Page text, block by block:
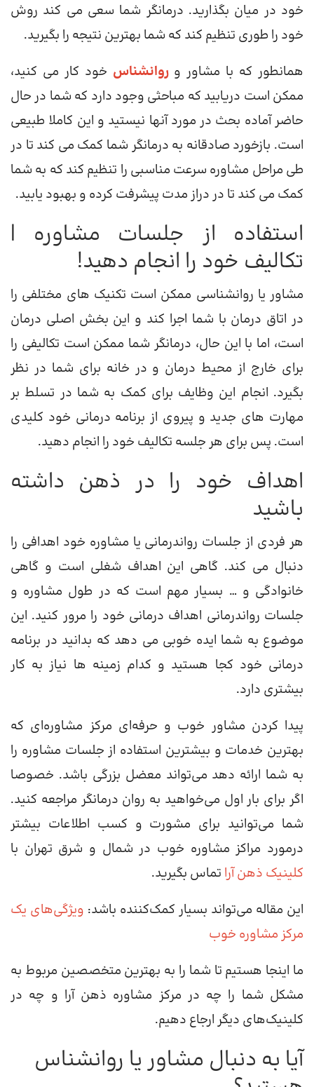
خود در میان بگذارید. درمانگر شما سعی می کند روش
خود را طوری تنظیم کند که شما بهترین نتیجه را بگیرید.
همانطور که با مشاور وروانشناس خود کار می کنید،
ممکن است دریابید که مباحثی وجود دارد که شما در حال
حاضر آماده بحث در مورد آنها نیستید و این کاملا طبیعی
است. بازخورد صادقانه به درمانگر شما کمک می کند تا در
طی مراحل مشاوره سرعت مناسبی را تنظیم کند که به شما
کمک می کند تا در دراز مدت پیشرفت کرده و بهبود یابید.
استفاده از جلسات مشاوره |
تکالیف خود را انجام دهید!
مشاور یا روانشناسی ممکن است تکنیک های مختلفی را
در اتاق درمان با شما اجرا کند و این بخش اصلی درمان
است، اما با این حال، درمانگر شما ممکن است تکالیفی را
برای خارج از محیط درمان و در خانه برای شما در نظر
بگیرد. انجام این وظایف برای کمک به شما در تسلط بر
مهارت های جدید و پیروی از برنامه درمانی خود کلیدی
است. پس برای هر جلسه تکالیف خود را انجام دهید.
اهداف خود را در ذهن داشته
باشید
هر فردی از جلسات رواندرمانی یا مشاوره خود اهدافی را
دنبال می کند. گاهی این اهداف شغلی است و گاهی
خانوادگی و … بسیار مهم است که در طول مشاوره و
جلسات رواندرمانی اهداف درمانی خود را مرور کنید. این
موضوع به شما ایده خوبی می دهد که بدانید در برنامه
درمانی خود کجا هستید و کدام زمینه ها نیاز به کار
بیشتری دارد.
پیدا کردن مشاور خوب و حرفه‌ای مرکز مشاوره‌ای که
بهترین خدمات و بیشترین استفاده از جلسات مشاوره را
به شما ارائه دهد می‌تواند معضل بزرگی باشد. خصوصا
اگر برای بار اول می‌خواهید به روان درمانگر مراجعه کنید.
شما می‌توانید برای مشورت و کسب اطلاعات بیشتر
درمورد مراکز مشاوره خوب در شمال و شرق تهران با
کلینیک ذهن آرا تماس بگیرید.
این مقاله می‌تواند بسیار کمک‌کننده باشد: ویژگی‌های یک
مرکز مشاوره خوب
ما اینجا هستیم تا شما را به بهترین متخصصین مربوط به
مشکل شما را چه در مرکز مشاوره ذهن آرا و چه در
کلینیک‌های دیگر ارجاع دهیم.
آیا به دنبال مشاور یا روانشناس